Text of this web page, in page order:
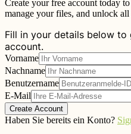
Create your free account today
manage your files, and unlock all
Fill in your details below
account.
Vorname
Nachname
Benutzername
E-Mail
Create Account
Haben Sie bereits ein Konto?